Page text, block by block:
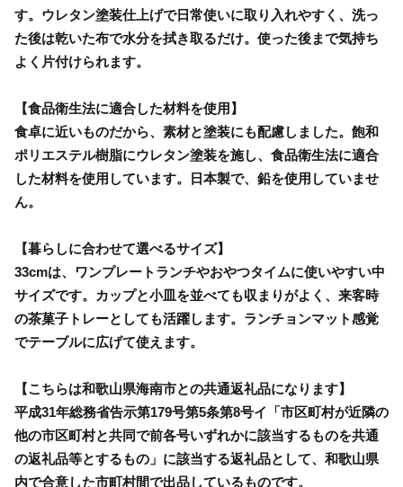
す。ウレタン塗装仕上げで日常使いに取り入れやすく、洗っ
た後は乾いた布で水分を拭き取るだけ。使った後まで気持ち
よく片付けられます。
【食品衛生法に適合した材料を使用】
食卓に近いものだから、素材と塗装にも配慮しました。飽和
ポリエステル樹脂にウレタン塗装を施し、食品衛生法に適合
した材料を使用しています。日本製で、鉛を使用していませ
ん。
【暮らしに合わせて選べるサイズ】
33cmは、ワンプレートランチやおやつタイムに使いやすい中
サイズです。カップと小皿を並べても収まりがよく、来客時
の茶菓子トレーとしても活躍します。ランチョンマット感覚
でテーブルに広げて使えます。
【こちらは和歌山県海南市との共通返礼品になります】
平成31年総務省告示第179号第5条第8号イ「市区町村が近隣の
他の市区町村と共同で前各号いずれかに該当するものを共通
の返礼品等とするもの」に該当する返礼品として、和歌山県
内で合意した市町村間で出品しているものです。